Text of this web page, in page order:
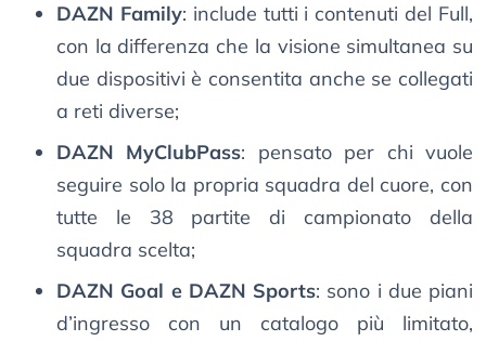
DAZN Family: include tutti i contenuti del Full,
con la differenza che la visione simultanea su
due dispositivi è consentita anche se collegati
a reti diverse;
DAZN MyClubPass: pensato per chi vuole
seguire solo la propria squadra del cuore, con
tutte le 38 partite di campionato della
squadra scelta;
DAZN Goal e DAZN Sports: sono i due piani
d’ingresso con un catalogo più limitato,